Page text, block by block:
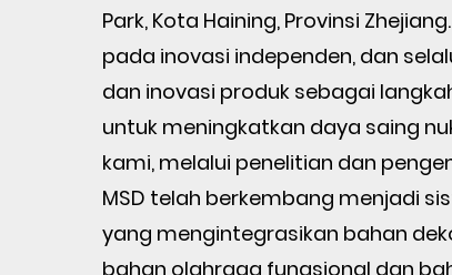
Park, Kota Haining, Provinsi
pada inovasi independen, dan
dan inovasi produk sebagai
untuk meningkatkan daya saing
kami, melalui penelitian dan
MSD telah berkembang menjadi
yang mengintegrasikan bahan
bahan olahraga fungsional dan